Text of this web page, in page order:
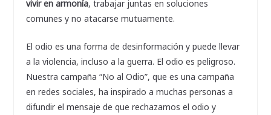
vivir en armonía, trabajar juntas en soluciones
comunes y no atacarse mutuamente.
El odio es una forma de desinformación y puede llevar
a la violencia, incluso a la guerra. El odio es peligroso.
Nuestra campaña “No al Odio”, que es una campaña
en redes sociales, ha inspirado a muchas personas a
difundir el mensaje de que rechazamos el odio y